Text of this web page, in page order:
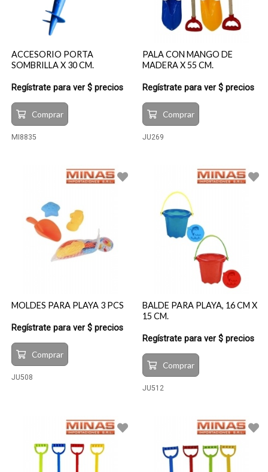
ACCESORIO PORTA
SOMBRILLA X 30 CM.
Regístrate para ver $ precios
Comprar
MI8835
PALA CON MANGO DE
MADERA X 55 CM.
Regístrate para ver $ precios
Comprar
JU269
MOLDES PARA PLAYA 3 PCS
Regístrate para ver $ precios
Comprar
JU508
BALDE PARA PLAYA, 16 CM X
15 CM.
Regístrate para ver $ precios
Comprar
JU512